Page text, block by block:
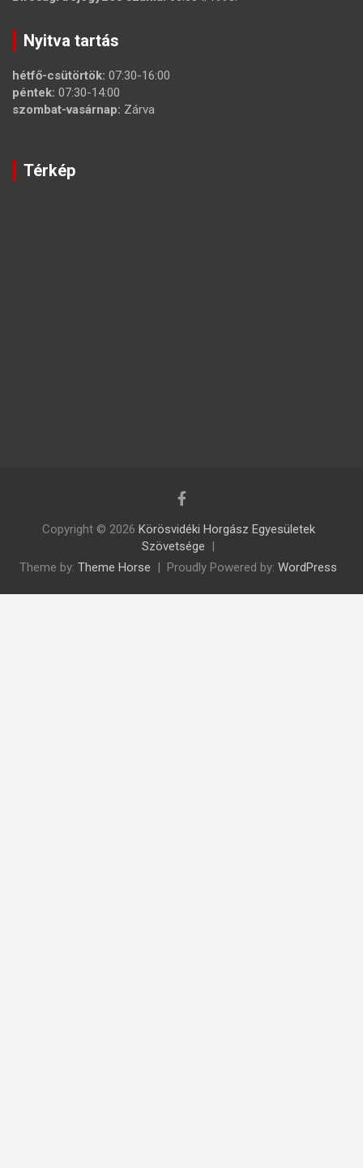
Nyitva tartás
hétfő-csütörtök: 07:30-16:00
péntek: 07:30-14:00
szombat-vasárnap: Zárva
Térkép
Copyright © 2026 Körösvidéki Horgász Egyesületek
Szövetsége
Theme by: Theme Horse Proudly Powered by: WordPress